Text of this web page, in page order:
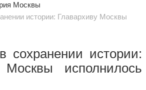
Москвы
истории: Главархиву Москвы
сохранении истории:
Москвы исполнилось